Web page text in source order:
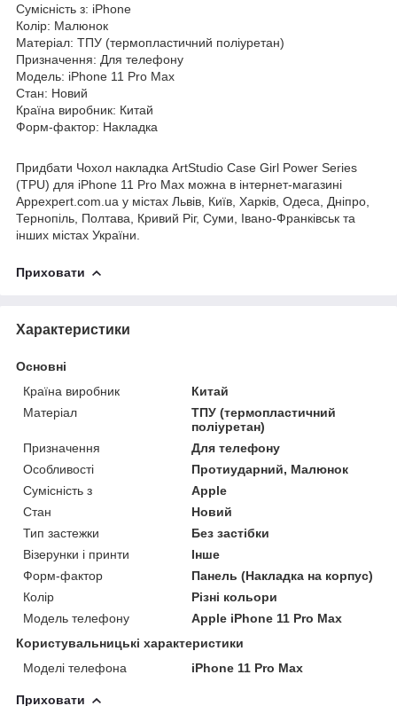
Сумісність з: iPhone
Колір: Малюнок
Матеріал: ТПУ (термопластичний поліуретан)
Призначення: Для телефону
Модель: iPhone 11 Pro Max
Стан: Новий
Країна виробник: Китай
Форм-фактор: Накладка
Придбати Чохол накладка ArtStudio Case Girl Power Series
(TPU) для iPhone 11 Pro Max можна в інтернет-магазині
Appexpert.com.ua у містах Львів, Київ, Харків, Одеса, Дніпро,
Тернопіль, Полтава, Кривий Ріг, Суми, Івано-Франківськ та
інших містах України.
Приховати
Характеристики
Основні
Країна виробник
Китай
Матеріал
ТПУ (термопластичний
поліуретан)
Призначення
Для телефону
Особливості
Протиударний, Малюнок
Сумісність з
Apple
Стан
Новий
Тип застежки
Без застібки
Візерунки і принти
Інше
Форм-фактор
Панель (Накладка на корпус)
Колір
Різні кольори
Модель телефону
Apple iPhone 11 Pro Max
Користувальницькі характеристики
Моделі телефона
iPhone 11 Pro Max
Приховати